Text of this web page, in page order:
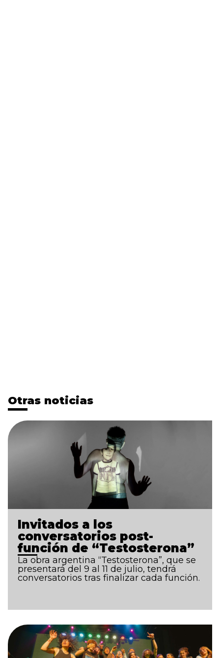
Otras noticias
Invitados a los
conversatorios post-
función de “Testosterona”
La obra argentina “Testosterona”, que se
presentará del 9 al 11 de julio, tendrá
conversatorios tras finalizar cada función.